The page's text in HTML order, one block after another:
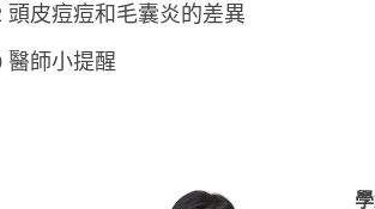
頭皮痘痘和毛囊炎的差異
醫師小提醒